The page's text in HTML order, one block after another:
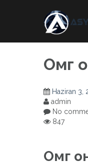
Омг
Haziran 3,
admin
No
847
Омг